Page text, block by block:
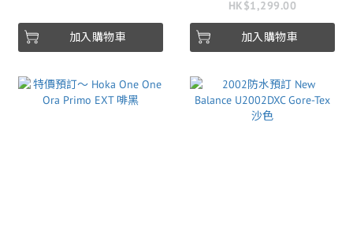
加入購物車
HK$1,299.00
加入購物車